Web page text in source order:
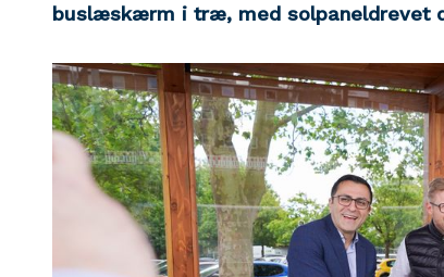
buslæskærm i træ, med solpaneldrevet